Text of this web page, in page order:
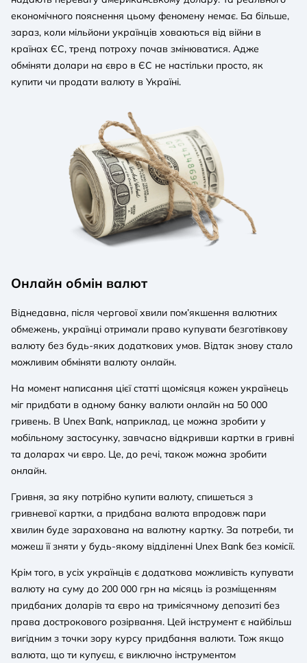
економічного пояснення цьому феномену немає. Ба більше,
зараз, коли мільйони українців ховаються від війни в
країнах ЄС, тренд потроху почав змінюватися. Адже
обміняти долари на євро в ЄС не настільки просто, як
купити чи продати валюту в Україні.
Онлайн обмін валют
Віднедавна, після чергової хвили пом’якшення валютних
обмежень, українці отримали право купувати безготівкову
валюту без будь-яких додаткових умов. Відтак знову стало
можливим обміняти валюту онлайн.
На момент написання цієї статті щомісяця кожен українець
міг придбати в одному банку валюти онлайн на 50 000
гривень. В Unex Bank, наприклад, це можна зробити у
мобільному застосунку, завчасно відкривши картки в гривні
та доларах чи євро. Це, до речі, також можна зробити
онлайн.
Гривня, за яку потрібно купити валюту, спишеться з
гривневої картки, а придбана валюта впродовж пари
хвилин буде зарахована на валютну картку. За потреби, ти
можеш її зняти у будь-якому відділенні Unex Bank без комісії.
Крім того, в усіх українців є додаткова можливість купувати
валюту на суму до 200 000 грн на місяць із розміщенням
придбаних доларів та євро на тримісячному депозиті без
права дострокового розірвання. Цей інструмент є найбільш
вигідним з точки зору курсу придбання валюти. Тож якщо
валюта, що ти купуєш, є виключно інструментом